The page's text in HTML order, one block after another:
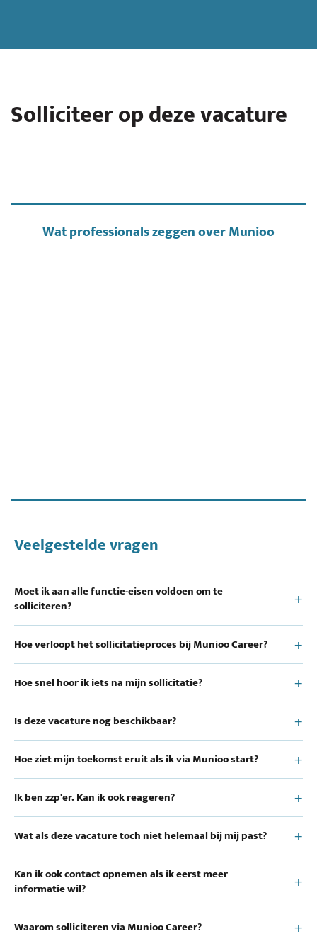
Solliciteer op deze vacature
Wat professionals zeggen over Munioo
Veelgestelde vragen
Moet ik aan alle functie-eisen voldoen om te
solliciteren?
Hoe verloopt het sollicitatieproces bij Munioo Career?
Hoe snel hoor ik iets na mijn sollicitatie?
Is deze vacature nog beschikbaar?
Hoe ziet mijn toekomst eruit als ik via Munioo start?
Ik ben zzp'er. Kan ik ook reageren?
Wat als deze vacature toch niet helemaal bij mij past?
Kan ik ook contact opnemen als ik eerst meer
informatie wil?
Waarom solliciteren via Munioo Career?